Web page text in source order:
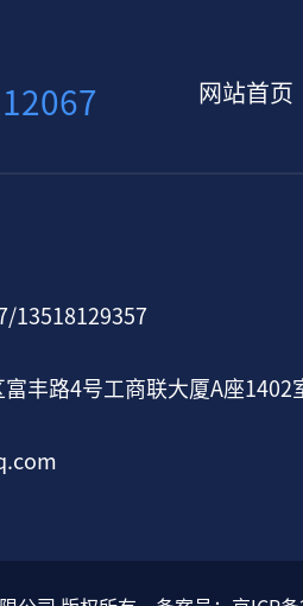
网站首页
13518129357
丰路4号工商联大厦A座1402